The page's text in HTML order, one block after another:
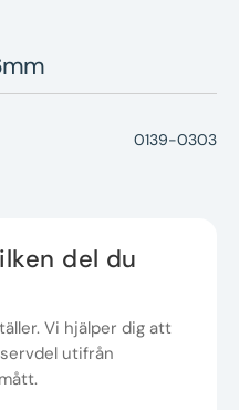
0139-0303
del du
Vi hjälper dig att
utifrån